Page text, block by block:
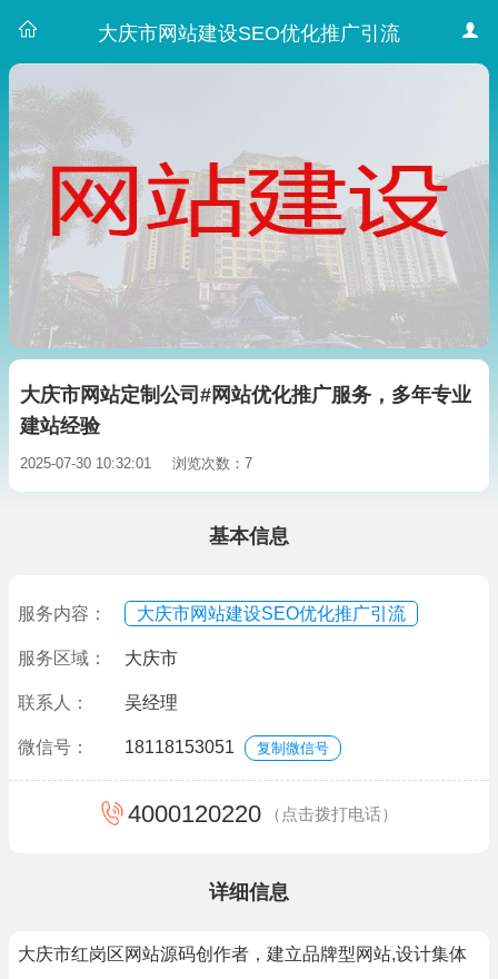
大庆市网站建设SEO优化推广引流
大庆市网站定制公司#网站优化推广服务，多年专业
建站经验
2025-07-30 10:32:01 浏览次数：7
基本信息
服务内容： 大庆市网站建设SEO优化推广引流
服务区域： 大庆市
联系人： 吴经理
微信号： 18118153051 复制微信号
4000120220 （点击拨打电话）
详细信息
大庆市红岗区网站源码创作者，建立品牌型网站,设计集体